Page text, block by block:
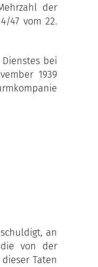
der
47 vom 22.
bei
1939
an
von der
Taten